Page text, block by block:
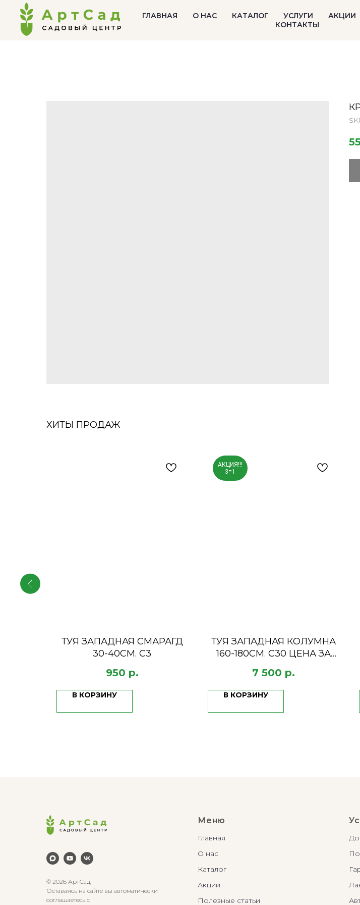
ГЛАВНАЯ О НАС КАТАЛОГ УСЛУГИ АКЦИИ
КОНТАКТЫ
ХИТЫ ПРОДАЖ
ТУЯ ЗАПАДНАЯ СМАРАГД
30-40СМ. С3
950 р.
В КОРЗИНУ
АКЦИЯ!!!
3=1
ТУЯ ЗАПАДНАЯ КОЛУМНА
160-180СМ. С30 ЦЕНА ЗА
7 500 р.
В КОРЗИНУ
© 2026 АртСад
Оставаясь на сайте вы автоматически
соглашаетесь с
Меню
Главная
О нас
Каталог
Акции
Полезные статьи